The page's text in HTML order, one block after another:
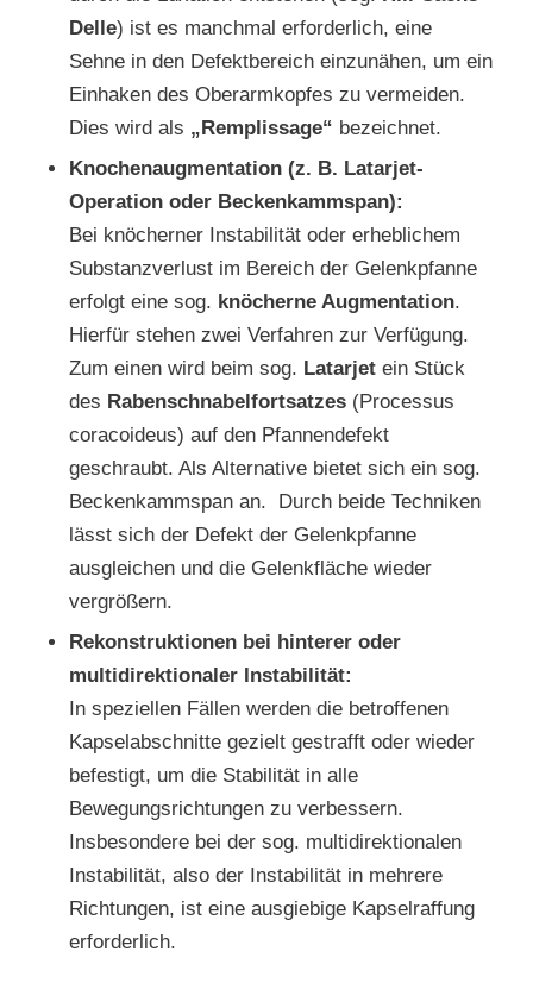
Delle) ist es manchmal erforderlich, eine
Sehne in den Defektbereich einzunähen, um ein
Einhaken des Oberarmkopfes zu vermeiden.
Dies wird als „Remplissage“ bezeichnet.
Knochenaugmentation (z. B. Latarjet-
Operation oder Beckenkammspan):
Bei knöcherner Instabilität oder erheblichem
Substanzverlust im Bereich der Gelenkpfanne
erfolgt eine sog. knöcherne Augmentation.
Hierfür stehen zwei Verfahren zur Verfügung.
Zum einen wird beim sog. Latarjetein Stück
des Rabenschnabelfortsatzes(Processus
coracoideus) auf den Pfannendefekt
geschraubt. Als Alternative bietet sich ein sog.
Beckenkammspan an. Durch beide Techniken
lässt sich der Defekt der Gelenkpfanne
ausgleichen und die Gelenkfläche wieder
vergrößern.
Rekonstruktionen bei hinterer oder
multidirektionaler Instabilität:
In speziellen Fällen werden die betroffenen
Kapselabschnitte gezielt gestrafft oder wieder
befestigt, um die Stabilität in alle
Bewegungsrichtungen zu verbessern.
Insbesondere bei der sog. multidirektionalen
Instabilität, also der Instabilität in mehrere
Richtungen, ist eine ausgiebige Kapselraffung
erforderlich.